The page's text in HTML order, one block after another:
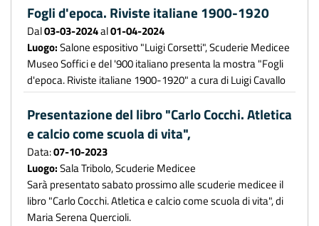
Fogli d'epoca. Riviste italiane 1900-1920
Dal03-03-2024al01-04-2024
Luogo:Salone espositivo "Luigi Corsetti", Scuderie Medicee
Museo Soffici e del '900 italiano presenta la mostra "Fogli
d'epoca. Riviste italiane 1900-1920" a cura di Luigi Cavallo
Presentazione del libro "Carlo Cocchi. Atletica
e calcio come scuola di vita",
Data:07-10-2023
Luogo:Sala Tribolo, Scuderie Medicee
Sarà presentato sabato prossimo alle scuderie medicee il
libro "Carlo Cocchi. Atletica e calcio come scuola di vita", di
Maria Serena Quercioli.